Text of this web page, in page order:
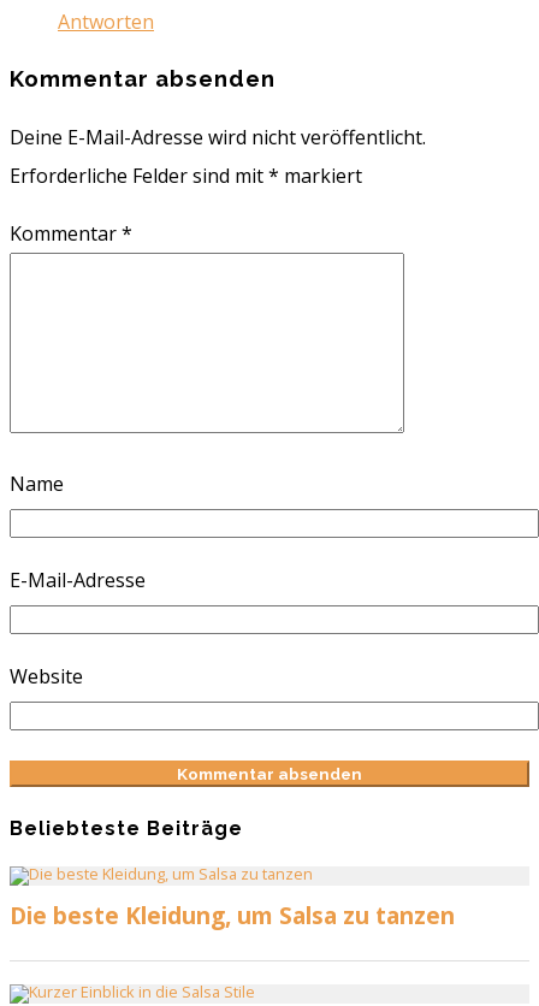
Antworten
Kommentar absenden
Deine E-Mail-Adresse wird nicht veröffentlicht.
Erforderliche Felder sind mit* markiert
Kommentar*
Name
E-Mail-Adresse
Website
Beliebteste Beiträge